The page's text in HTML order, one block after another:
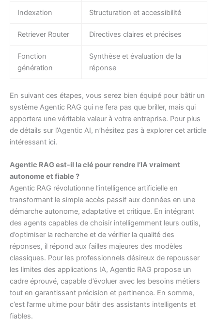
Indexation Structuration et accessibilité
Retriever Router Directives claires et précises
Fonction
génération
Synthèse et évaluation de la
réponse
En suivant ces étapes, vous serez bien équipé pour bâtir un
système Agentic RAG qui ne fera pas que briller, mais qui
apportera une véritable valeur à votre entreprise. Pour plus
de détails sur l’Agentic AI, n’hésitez pas à explorer cet article
intéressant ici.
Agentic RAG est-il la clé pour rendre l’IA vraiment
autonome et fiable ?
Agentic RAG révolutionne l’intelligence artificielle en
transformant le simple accès passif aux données en une
démarche autonome, adaptative et critique. En intégrant
des agents capables de choisir intelligemment leurs outils,
d’optimiser la recherche et de vérifier la qualité des
réponses, il répond aux failles majeures des modèles
classiques. Pour les professionnels désireux de repousser
les limites des applications IA, Agentic RAG propose un
cadre éprouvé, capable d’évoluer avec les besoins métiers
tout en garantissant précision et pertinence. En somme,
c’est l’arme ultime pour bâtir des assistants intelligents et
fiables.